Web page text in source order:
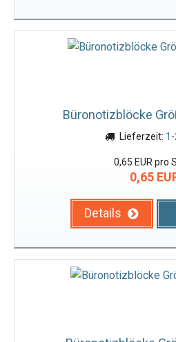
Büronotizblöcke
Lieferzeit:
0,65 EUR pro
0,65
Details